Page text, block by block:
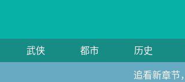
武侠 都市 历史
追看新章节